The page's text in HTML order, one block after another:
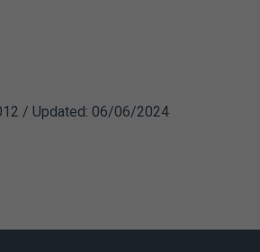
necessario osservare digiuno per 6
ha un aumento del rischio di
/ Updated: 06/06/2024